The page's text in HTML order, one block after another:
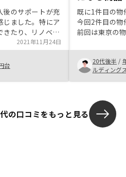
後のサポートが充
じました。特にア
きたり、リノベー
るところに惹かれ
2021年11月24日
台
既に1件目の物
今回2件目の
前回は東京の
致しました。
とのことで福
良かったと思
20代後半 /
ルディング
の口コミをもっと見る